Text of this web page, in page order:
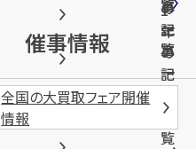
事
一
覧
の
記
事
一
覧
1
年
の
記
一
覧
催事情報
全国の大買取フェア開催
情報